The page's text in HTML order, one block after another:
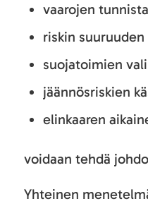
vaarojen
riskin
suojatoimien
jäännösriskien
elinkaaren
voidaan tehdä
Yhteinen